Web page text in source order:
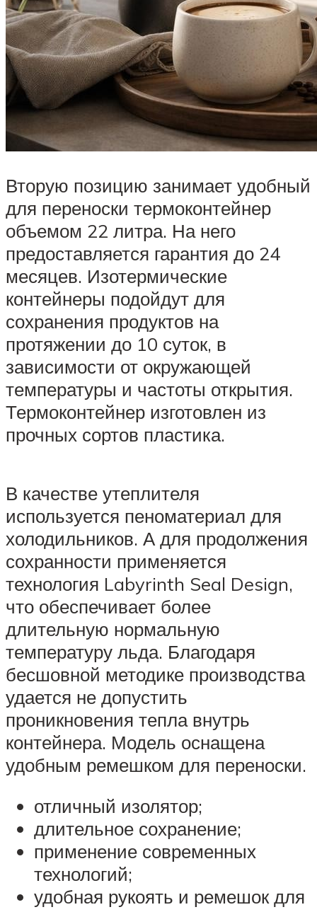
Вторую позицию занимает удобный
для переноски термоконтейнер
объемом 22 литра. На него
предоставляется гарантия до 24
месяцев. Изотермические
контейнеры подойдут для
сохранения продуктов на
протяжении до 10 суток, в
зависимости от окружающей
температуры и частоты открытия.
Термоконтейнер изготовлен из
прочных сортов пластика.
В качестве утеплителя
используется пеноматериал для
холодильников. А для продолжения
сохранности применяется
технология Labyrinth Seal Design,
что обеспечивает более
длительную нормальную
температуру льда. Благодаря
бесшовной методике производства
удается не допустить
проникновения тепла внутрь
контейнера. Модель оснащена
удобным ремешком для переноски.
отличный изолятор;
длительное сохранение;
применение современных
технологий;
удобная рукоять и ремешок для